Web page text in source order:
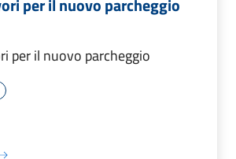
per il nuovo parcheggio
per il nuovo parcheggio